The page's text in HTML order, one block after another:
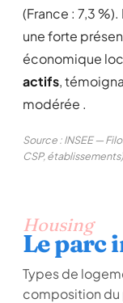
(France : 7,3
une forte
économique
actifs,
modérée .
Source : INSEE —
CSP, établissements)
Housing
Le parc
Types de
composition du